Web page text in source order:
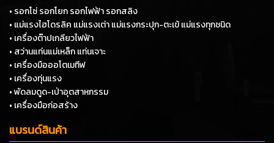
• รอกโซ่ รอกโยก รอกไฟฟ้า รอกสลิง
• แม่แรงไฮโดรลิค แม่แรงเต่า แม่แรงกระปุก-ตะเข้ แม่แรงทุกชนิด
• เครื่องต๊าปเกลียวไฟฟ้า
• สว่านแท่นแม่เหล็ก แท่นเจาะ
• เครื่องมือออโตเมทีฟ
• เครื่องทุ่นแรง
• พัดลมดูด-เป่าอุตสาหกรรม
• เครื่องมือก่อสร้าง
แบรนด์สินค้า